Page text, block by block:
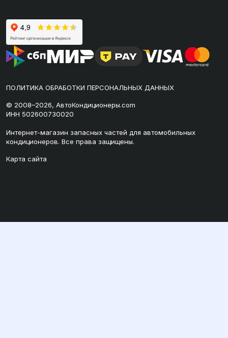
ПОЛИТИКА ОБРАБОТКИ ПЕРСОНАЛЬНЫХ ДАННЫХ
© 2008–2026, АвтоКондиционеры.com
ИНН 502600730020
Интернет-магазин запасных частей для автомобильных
кондиционеров. Все права защищены.
Карта сайта